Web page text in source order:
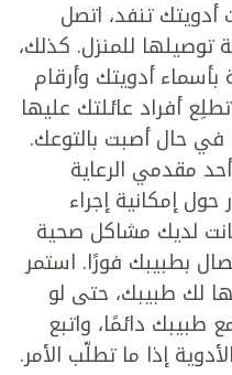
أدويتك تنفد، اتصل
توصيلها للمنزل. كذلك،
أدويتك وأرقام
أفراد عائلتك عليها
حال أصبت بالتوعك.
مقدمي الرعاية
إمكانية إجراء
لديك مشاكل صحية
بطبيبك فورًا. استمر
لك طبيبك، حتى لو
دائمًا، واتبع
إذا ما تطلّب الأمر.